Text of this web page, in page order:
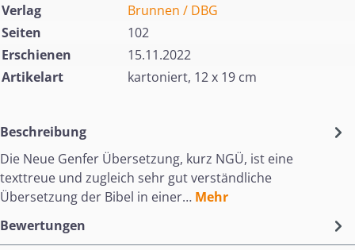
Verlag
Brunnen / DBG
Seiten
102
Erschienen
15.11.2022
Artikelart
kartoniert, 12 x 19 cm
Beschreibung
Die Neue Genfer Übersetzung, kurz NGÜ, ist eine
texttreue und zugleich sehr gut verständliche
Übersetzung der Bibel in einer… Mehr
Bewertungen